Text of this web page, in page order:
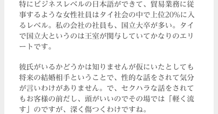
特にビジネスレベルの日本語ができて、貿易業務に従
事するような女性社員はタイ社会の中で上位20%に入
るレベル。私の会社の社員も、国立大卒が多い。タイ
で国立大というのは王室が関与していてかなりのエリ
ートです。
彼氏がいるかどうかは知りませんが仮にいたとしても
将来の結婚相手ということで、性的な話をされて気分
が言いわけがありません。で、セクハラな話をされて
もお客様の前だし、頭がいいのでその場では「軽く流
す」のですが、深く傷つくわけですね。